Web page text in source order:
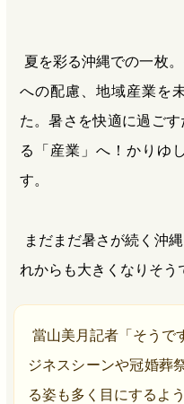
夏を彩る沖縄での一枚
への配慮、地域産業を
た。暑さを快適に過ご
る「産業」へ！かりゆ
す。
まだまだ暑さが続く沖
れからも大きくなりそう
當山美月記者「そうで
ジネスシーンや冠婚葬
る姿も多く目にするよ